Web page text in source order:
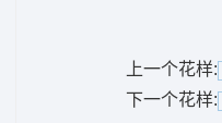
上一个花样:
下一个花样: